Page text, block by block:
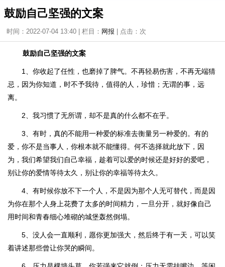
鼓励自己坚强的文案
时间：2022-07-04 13:40 | 栏目： 网报 | 点击： 次
鼓励自己坚强的文案
1、你收起了任性，也磨掉了脾气。不再轻易伤害，不再无端猜
忌，因为你知道，时不予我待，值得的人，珍惜；无谓的事，远
离。
2、我习惯了无所谓，却不是真的什么都不在乎。
3、有时，真的不能用一种爱的标准去衡量另一种爱的。有的
爱，你不是当事人，你根本就不能懂得。何不选择就此放下，因
为，我们希望我们自己幸福，趁着可以爱的时候还是好好的爱吧，
别让你的爱情等待太久，别让你的幸福等待太久。
4、有时候你放不下一个人，不是因为那个人无可替代，而是因
为你在那个人身上花费了太多的时间精力，一旦分开，就好像自己
用时间和青春细心堆砌的城堡轰然倒塌。
5、没人会一直顺利，愿你更加强大，然后终于有一天，可以笑
着讲述那些曾让你哭的瞬间。